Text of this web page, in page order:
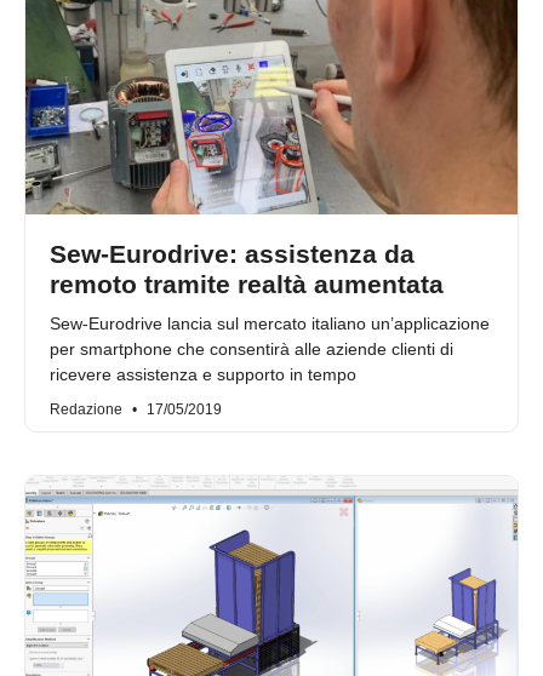
Sew-Eurodrive: assistenza da
remoto tramite realtà aumentata
Sew-Eurodrive lancia sul mercato italiano un’applicazione
per smartphone che consentirà alle aziende clienti di
ricevere assistenza e supporto in tempo
Redazione 17/05/2019